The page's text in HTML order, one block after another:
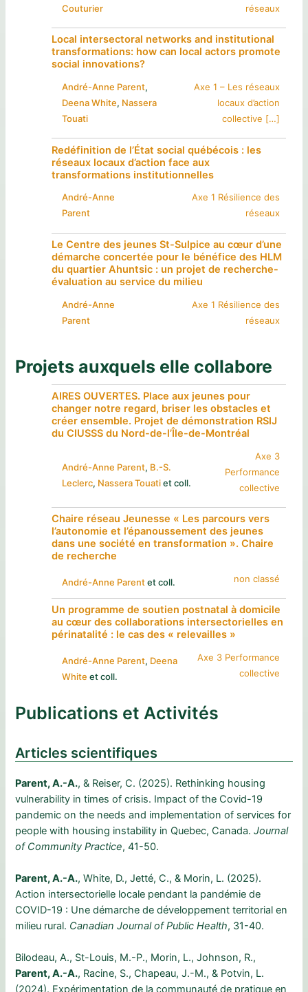
Couturier
réseaux
Local intersectoral networks and institutional
transformations: how can local actors promote
social innovations?
André-Anne Parent
Deena White, Nassera
Touati
Axe 1 – Les réseaux
locaux d’action
collective […]
Redéfinition de l’État social québécois : les
réseaux locaux d’action face aux
transformations institutionnelles
André-Anne
Parent
Axe 1 Résilience des
réseaux
Le Centre des jeunes St-Sulpice au cœur d’une
démarche concertée pour le bénéfice des HLM
du quartier Ahuntsic : un projet de recherche-
évaluation au service du milieu
André-Anne
Parent
Axe 1 Résilience des
réseaux
Projets auxquels elle collabore
AIRES OUVERTES. Place aux jeunes pour
changer notre regard, briser les obstacles et
créer ensemble. Projet de démonstration RSIJ
du CIUSSS du Nord-de-l’Île-de-Montréal
André-Anne Parent, B.-S.
Leclerc, Nassera Touatiet coll.
Axe 3
Performance
collective
Chaire réseau Jeunesse « Les parcours vers
l’autonomie et l’épanoussement des jeunes
dans une société en transformation ». Chaire
de recherche
André-Anne Parentet coll. non classé
Un programme de soutien postnatal à domicile
au cœur des collaborations intersectorielles en
périnatalité : le cas des « relevailles »
André-Anne Parent, Deena
White et coll.
Axe 3 Performance
collective
Publications et Activités
Articles scientifiques
Parent, A.-A., & Reiser, C. (2025). Rethinking housing
vulnerability in times of crisis. Impact of the Covid-19
pandemic on the needs and implementation of services for
people with housing instability in Quebec, Canada.Journal
of Community Practice, 41-50.
Parent, A.-A., White, D., Jetté, C., & Morin, L. (2025).
Action intersectorielle locale pendant la pandémie de
COVID-19 : Une démarche de développement territorial en
milieu rural. Canadian Journal of Public Health, 31-40.
Bilodeau, A., St-Louis, M.-P., Morin, L., Johnson, R.,
Parent, A.-A., Racine, S., Chapeau, J.-M., & Potvin, L.